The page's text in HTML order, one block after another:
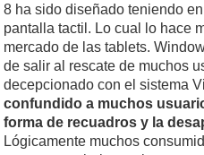
8 ha sido diseñado teniendo
pantalla tactil. Lo cual lo hace
mercado de las tablets.
de salir al rescate de muchos
decepcionado con el sistema
confundido a muchos
forma de recuadros y la
Lógicamente muchos